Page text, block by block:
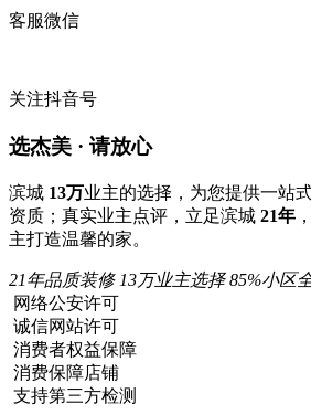
客服微信
关注抖音号
选杰美 · 请放心
滨城 13万业主的选择，为您提供一站
资质；真实业主点评，立足滨城 21年
主打造温馨的家。
21年品质装修 13万业主选择 85%小区
网络公安许可
诚信网站许可
消费者权益保障
消费保障店铺
支持第三方检测